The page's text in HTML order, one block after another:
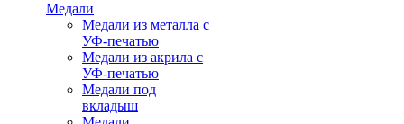
Медали
Медали из металла с
УФ-печатью
Медали из акрила с
УФ-печатью
Медали под
вкладыш